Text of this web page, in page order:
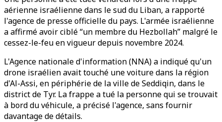
aérienne israélienne dans le sud du Liban, a rapporté
l'agence de presse officielle du pays. L'armée israélienne
a affirmé avoir ciblé “un membre du Hezbollah” malgré le
cessez-le-feu en vigueur depuis novembre 2024.
L'Agence nationale d'information (NNA) a indiqué qu'un
drone israélien avait touché une voiture dans la région
d'Al-Assi, en périphérie de la ville de Seddiqin, dans le
district de Tyr. La frappe a tué la personne qui se trouvait
à bord du véhicule, a précisé l'agence, sans fournir
davantage de détails.